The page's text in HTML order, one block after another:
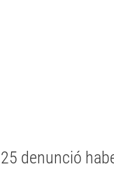
denunció